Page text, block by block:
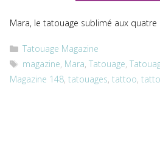
Mara, le tatouage sublimé aux
Catégories
Tatouage Magazine
Étiquettes
magazine, Mara,Tatouage,
Magazine 148, tatouages, tattoo,